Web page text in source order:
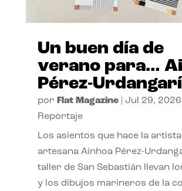
Un buen día de
verano para…
Pérez-
por Flat Magazine| Jul 29, 2026
Reportaje
Los asientos que hace la
artesana Ainhoa Pérez-
taller de San Sebastián llevan
y los dibujos marineros de la